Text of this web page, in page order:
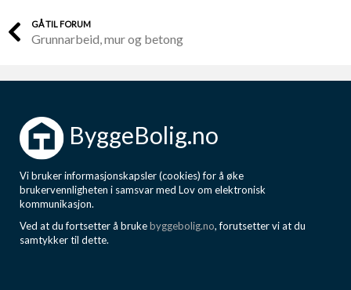
GÅ TIL FORUM
Grunnarbeid, mur og betong
ByggeBolig.no
Vi bruker informasjonskapsler (cookies) for å øke
brukervennligheten i samsvar med Lov om elektronisk
kommunikasjon.
Ved at du fortsetter å brukebyggebolig.no, forutsetter vi at du
samtykker til dette.